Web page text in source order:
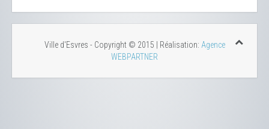
Ville d'Esvres - Copyright © 2015 | Réalisation: Agence
WEBPARTNER